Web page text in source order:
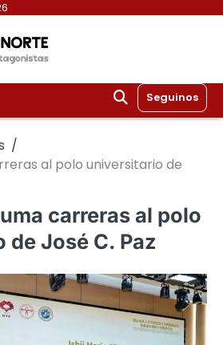
Seguinos
al polo universitario de
carreras al polo
José C. Paz